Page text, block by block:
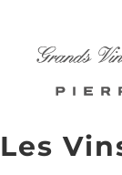
contenu
Les